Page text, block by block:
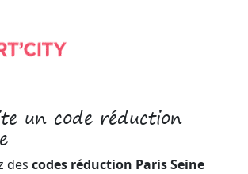
un code réduction
des codes réduction Paris Seine